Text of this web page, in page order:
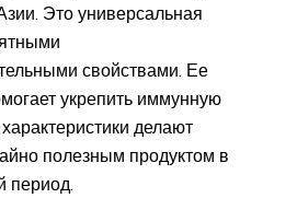
Это универсальная
свойствами. Ее
укрепить иммунную
делают
полезным продуктом в
период.